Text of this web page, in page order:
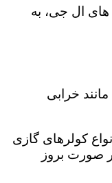
ال جی، به
خرابی
کولرهای گازی
صورت بروز